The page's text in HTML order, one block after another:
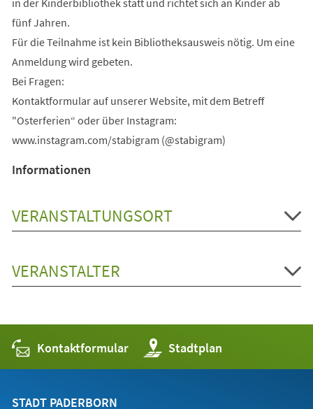
fünf Jahren.
Für die Teilnahme ist kein Bibliotheksausweis nötig. Um eine
Anmeldung wird gebeten.
Bei Fragen:
Kontaktformular auf unserer Website, mit dem Betreff
"Osterferien“ oder über Instagram:
www.instagram.com/stabigram (@stabigram)
Informationen
VERANSTALTUNGSORT
VERANSTALTER
Kontaktformular Stadtplan
(Öffnet
in
einem
STADT PADERBORN